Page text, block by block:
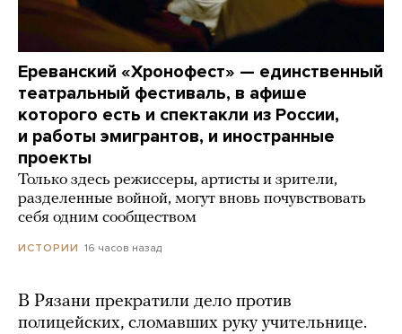
Ереванский «Хронофест» — единственный
театральный фестиваль, в афише
которого есть и спектакли из России,
и работы эмигрантов, и иностранные
проекты
Только здесь режиссеры, артисты и зрители,
разделенные войной, могут вновь почувствовать
себя одним сообществом
ИСТОРИИ 16 часов назад
В Рязани прекратили дело против
полицейских, сломавших руку учительнице.